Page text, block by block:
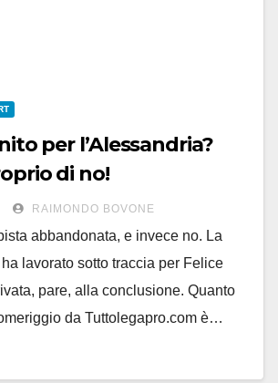
per l’Alessandria?
di no!
RAIMONDO BOVONE
abbandonata, e invece no. La
lavorato sotto traccia per Felice
pare, alla conclusione. Quanto
da Tuttolegapro.com è…